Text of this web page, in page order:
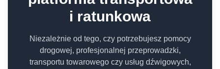
i ratunkowa
Niezależnie od tego, czy potrzebujesz pomocy
drogowej, profesjonalnej przeprowadzki,
transportu towarowego czy usług dźwigowych,